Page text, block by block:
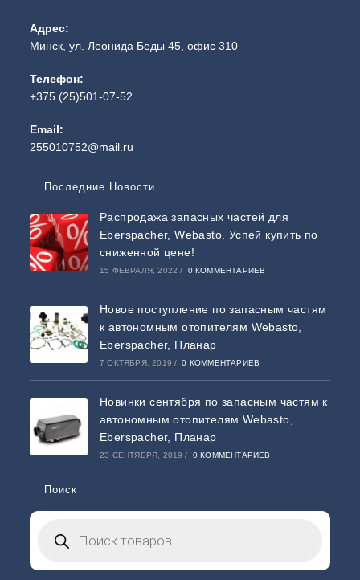
Адрес:
Минск, ул. Леонида Беды 45, офис 310
Телефон:
+375 (25)501-07-52
Email:
255010752@mail.ru
Последние Новости
Распродажа запасных частей для
Eberspacher, Webasto. Успей купить по
сниженной цене!
15 ФЕВРАЛЯ, 2022 / 0 КОММЕНТАРИЕВ
Новое поступление по запасным частям
к автономным отопителям Webasto,
Eberspacher, Планар
7 ОКТЯБРЯ, 2019 / 0 КОММЕНТАРИЕВ
Новинки сентября по запасным частям к
автономным отопителям Webasto,
Eberspacher, Планар
23 СЕНТЯБРЯ, 2019 / 0 КОММЕНТАРИЕВ
Поиск